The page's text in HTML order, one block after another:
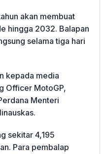
akan membuat
hingga 2032. Balapan
selama tiga hari
kepada media
Officer MotoGP,
Menteri
sekitar 4,195
Para pembalap